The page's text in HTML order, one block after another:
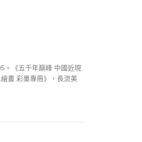
。《五千年巔峰 中國近現
畫 彩墨專冊》，長流美